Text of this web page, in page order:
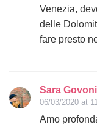
Venezia,
delle
fare presto
Sara Govoni
06/03/2020 at
Amo